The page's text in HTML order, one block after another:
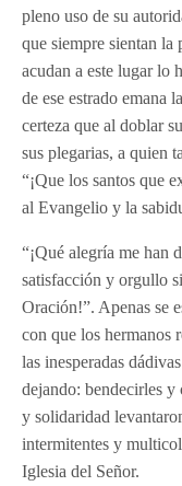
pleno uso de su
que siempre sientan la
acudan a este lugar lo
de ese estrado emana
certeza que al doblar
sus plegarias, a quien
“¡Que los santos que
al Evangelio y la
“¡Qué alegría me
satisfacción y orgullo
Oración!”. Apenas se
con que los hermanos
las inesperadas
dejando: bendecirles y
y solidaridad
intermitentes y
Iglesia del Señor.